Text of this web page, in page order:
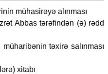
mühasirəyə alınması
Abbas tərəfindən (ə) rədd
təxirə salınması
xitabı